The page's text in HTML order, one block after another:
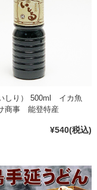
しり） 500ml イカ魚
商事 能登特産
¥540(税込)